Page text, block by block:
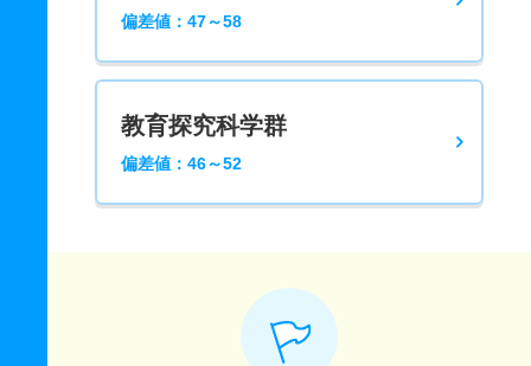
偏差値：47～58
教育探究科学群
偏差値：46～52